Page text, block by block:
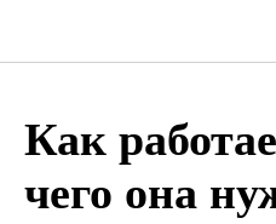
Как
чего она